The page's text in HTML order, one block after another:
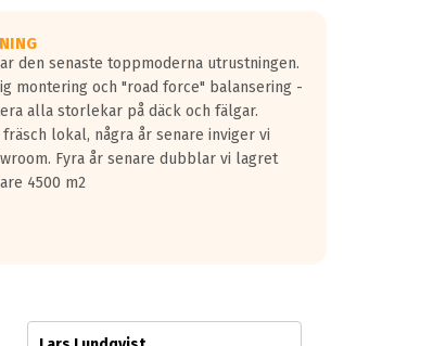
den senaste toppmoderna utrustningen.
montering och "road force" balansering -
alla storlekar på däck och fälgar.
fräsch lokal, några år senare inviger vi
Fyra år senare dubblar vi lagret
4500 m2